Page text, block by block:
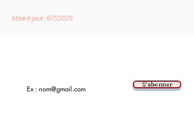
Mise à jour : 6/7/2026
S'abonner